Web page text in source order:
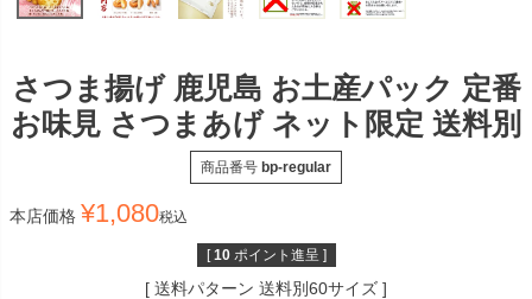
さつま揚げ 鹿児島 お土産パック 定番
お味見 さつまあげ ネット限定 送料別
商品番号 bp-regular
本店価格 ¥1,080税込
[ 10 ポイント進呈 ]
送料パターン 送料別60サイズ